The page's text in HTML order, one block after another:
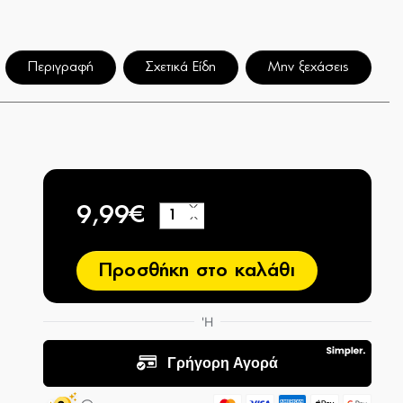
Περιγραφή Σχετικά Είδη Μην ξεχάσεις
9,99€ −
+
Προσθήκη στο καλάθι